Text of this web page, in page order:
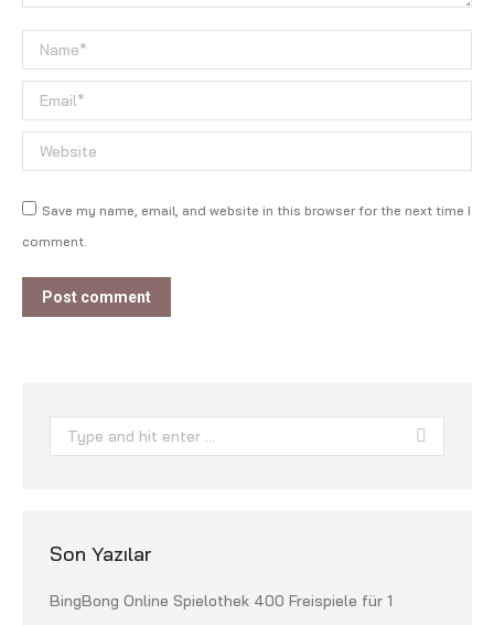
Name *
Email *
Website
Save my name, email, and website in this browser for the next time I
comment.
Post comment
Search:
Son Yazılar
BingBong Online Spielothek 400 Freispiele für 1